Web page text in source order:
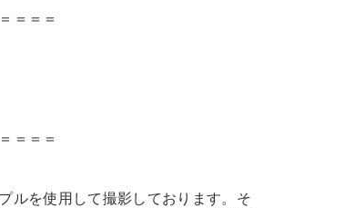
＝＝＝
＝＝＝
ルを使用して撮影しております。そ